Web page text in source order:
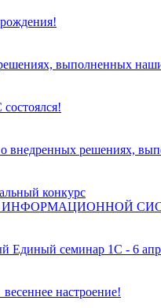
выполненных
внедренных решениях,
конкурс
ИНФОРМАЦИОННОЙ
Единый семинар 1С - 6
настроение!